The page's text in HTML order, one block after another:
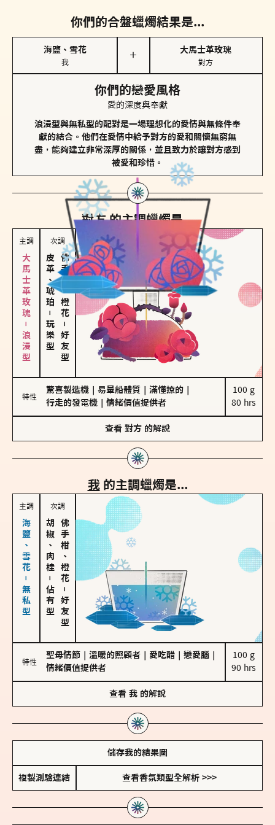
你們的合盤蠟燭結果是...
海鹽、雪花
我
＋
大馬士革玫瑰
對方
你們的戀愛風格
愛的深度與奉獻
浪漫型與無私型的配對是一場理想化的愛情與無條件奉
獻的結合。他們在愛情中給予對方的愛和關懷無窮無
盡，能夠建立非常深厚的關係，並且致力於讓對方感到
被愛和珍惜。
對方的主調蠟燭是...
主調
大馬士革玫瑰－浪漫型
次調
皮革、琥珀
－
玩樂型
佛手柑、橙花
－
好友型
特性
驚喜製造機 易暈船體質 滿懂撩的
行走的發電機
情緒價值提供者
100 g
80 hrs
查看 對方 的解說
我 的主調蠟燭是...
主調
海鹽、雪花－無私型
次調
胡椒、肉桂
－
佔有型
佛手柑、橙花
－
好友型
特性
聖母情節 溫暖的照顧者 愛吃醋 戀愛腦
情緒價值提供者
100 g
90 hrs
查看 我 的解說
儲存我的結果圖
複製測驗連結 查看香氛類型全解析 >>>